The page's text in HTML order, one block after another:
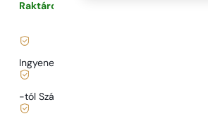
Raktáron
Ingyenes szállítás
-tól Szállítás